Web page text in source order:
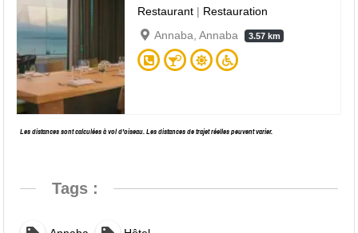
Restaurant | Restauration
Annaba, Annaba
3.57 km
Les distances sont calculées à vol d’oiseau. Les distances de trajet réelles peuvent varier.
Tags :